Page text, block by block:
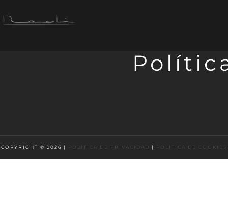
COPYRIGHT © 2026 | POLÍTICA DE PRIVACIDAD | POLÍTICA DE COOKIES